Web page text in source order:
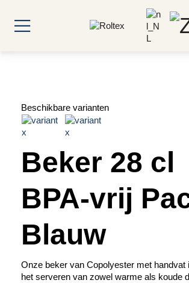
Beschikbare varianten
Beker 28 cl
BPA-vrij
Blauw
Onze beker van Copolyester met handvat
het serveren van zowel warme als koude